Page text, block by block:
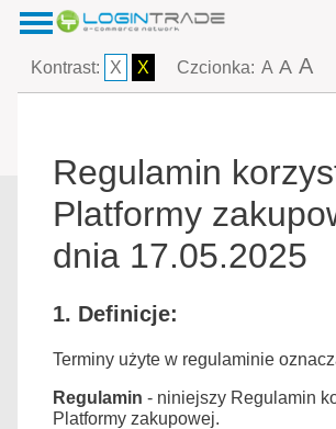
Kontrast: X X Czcionka: A A A
Regulamin
Platformy
dnia 17.05.2025
1. Definicje:
Terminy użyte w regulaminie
Regulamin - niniejszy Regulamin
Platformy zakupowej.